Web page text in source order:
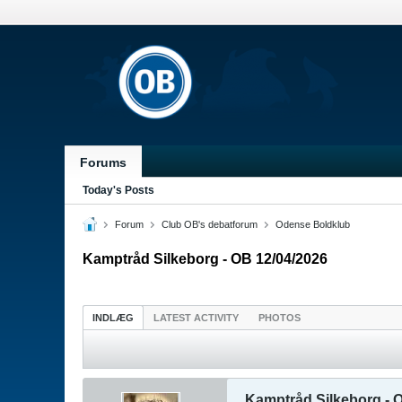
Forums
Today's Posts
Forum Club OB's debatforum Odense Boldklub
Kamptråd Silkeborg - OB 12/04/2026
INDLÆG LATEST ACTIVITY PHOTOS